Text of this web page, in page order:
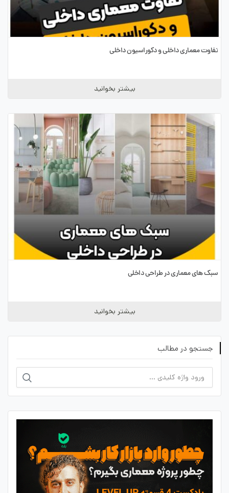
تفاوت معماری داخلی و دکوراسیون داخلی
بیشتر بخوانید
سبک های معماری در طراحی داخلی
بیشتر بخوانید
جستجو در مطالب